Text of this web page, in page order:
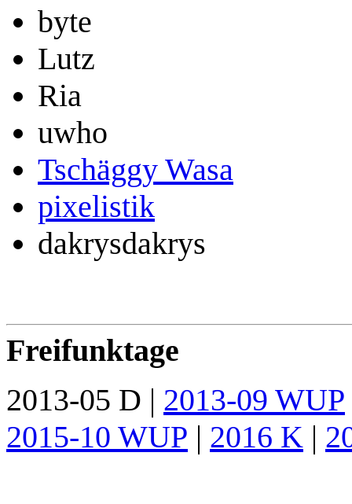
byte
Lutz
Ria
uwho
Tschäggy Wasa
pixelistik
dakrysdakrys
Freifunktage
2013-05 D | 2013-09 WUP
2015-10 WUP | 2016 K |